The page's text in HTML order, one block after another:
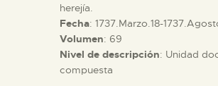
EL MUSEO
COLECCIONES
herejía.
Fecha: 1737.Marzo.18-
Volumen: 69
Nivel de descripción: Unidad
compuesta